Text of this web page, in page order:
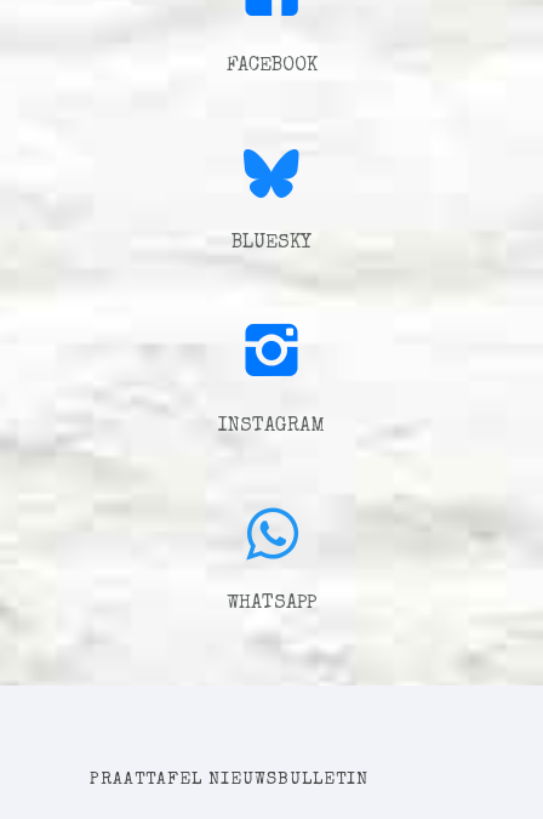
FACEBOOK
BLUESKY
INSTAGRAM
WHATSAPP
PRAATTAFEL NIEUWSBULLETIN